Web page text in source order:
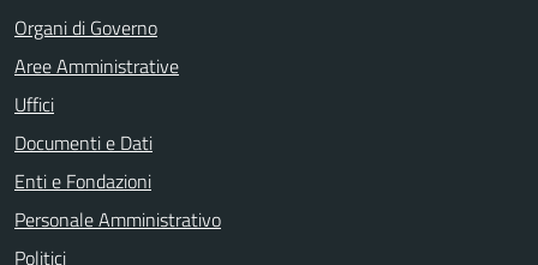
Organi di Governo
Aree Amministrative
Uffici
Documenti e Dati
Enti e Fondazioni
Personale Amministrativo
Politici